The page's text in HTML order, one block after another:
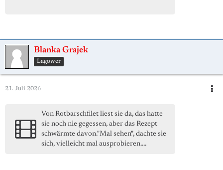
Blanka Grajek
Lagower
21. Juli 2026
Von Rotbarschfilet liest sie da, das hatte
sie noch nie gegessen, aber das Rezept
schwärmte davon."Mal sehen", dachte sie
sich, vielleicht mal ausprobieren....